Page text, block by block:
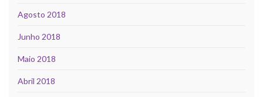
Agosto 2018
Junho 2018
Maio 2018
Abril 2018